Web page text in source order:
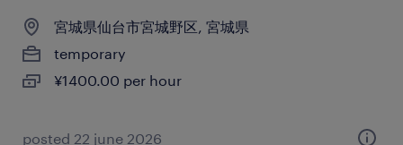
宮城県仙台市宮城野区, 宮城県
temporary
¥1400.00 per hour
posted 22 june 2026